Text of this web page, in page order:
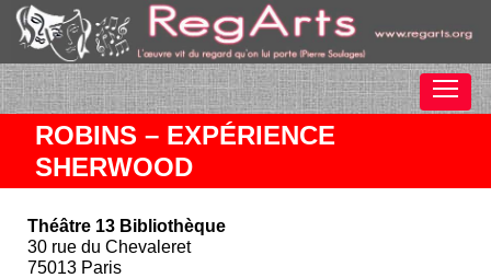
ROBINS – EXPÉRIENCE
SHERWOOD
Théâtre 13 Bibliothèque
30 rue du Chevaleret
75013 Paris